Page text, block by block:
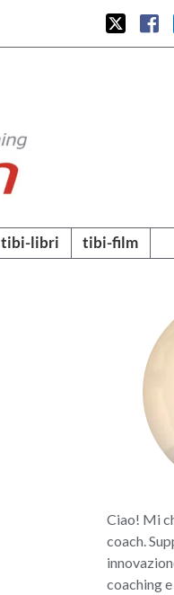
tibi-libri tibi-film
Ciao! Mi
coach.
coaching